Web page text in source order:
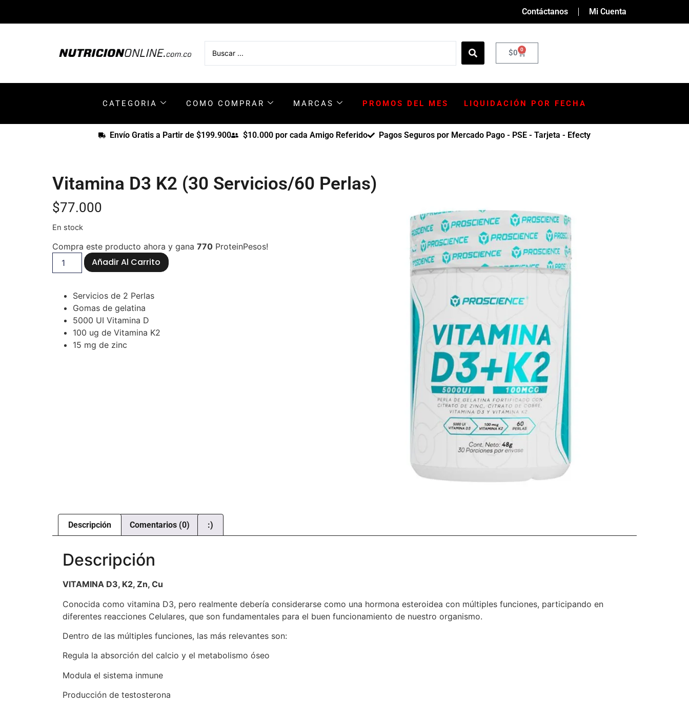
Contáctanos Mi Cuenta
$0 0
CATEGORIA COMO COMPRAR MARCAS PROMOS DEL MES LIQUIDACIÓN POR FECHA
Envío Gratis a Partir de $199.900 $10.000 por cada Amigo Referido Pagos Seguros por Mercado Pago - PSE - Tarjeta - Efecty
Vitamina D3 K2 (30 Servicios/60 Perlas)
$77.000
En stock
Compra este producto ahora y gana 770 ProteinPesos!
Añadir Al Carrito
Servicios de 2 Perlas
Gomas de gelatina
5000 UI Vitamina D
100 ug de Vitamina K2
15 mg de zinc
Descripción Comentarios (0) :)
Descripción
VITAMINA D3, K2, Zn, Cu
Conocida como vitamina D3, pero realmente debería considerarse como una hormona esteroidea con múltiples funciones, participando en
diferentes reacciones Celulares, que son fundamentales para el buen funcionamiento de nuestro organismo.
Dentro de las múltiples funciones, las más relevantes son:
Regula la absorción del calcio y el metabolismo óseo
Modula el sistema inmune
Producción de testosterona